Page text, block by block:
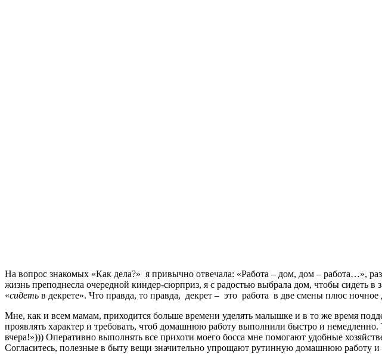
На вопрос знакомых «Как дела?» я привычно отвечала: «Работа – дом, дом – работа…»,
жизнь преподнесла очередной киндер-сюрприз, я с радостью выбрала дом, чтобы сидеть
«сидеть в декрете». Что правда, то правда, декрет – это работа в две смены плюс
Мне, как и всем мамам, приходится больше времени уделять малышке и в то же время
проявлять характер и требовать, чтоб домашнюю работу выполнили быстро и
вчера!»))) Оперативно выполнять все прихоти моего босса мне помогают удобные
Согласитесь, полезные в быту вещи значительно упрощают рутинную домашнюю работу